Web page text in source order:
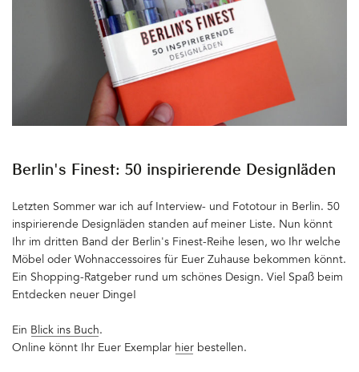
wirken würde und einige Stunden später bereits die Klebebänder
herunterreißen, sauber machen und die Möbel wieder zurück
schieben. Wow. Wie schön. Was für eine positiveVeränderung.
Findet zum Glück die ganze Familie. Per WhatsApp wurden sofort
die Bilder verschickt. »Sieht viel besser aus. Ich fand die dunkle
Farbe eh nie gut. Das Sofa ist doch gar nicht so groß.« YES! Was
eine neue Farbe ausmacht. Die Lampe aus dem Esszimmer wurde
vorherige Pendelleuchte in der Mitte des Raums. Den Tisch
wir es uns abends auf dem neuen Sofa gemütlich machen. Zum
Glück regnet es ja ständig draußen... Ein Prost auf Kopenhagen!
Hier könnt Ihr Euch noch einmal das dunkle Zimmer anschauen.
Es war auch toll. Aber was macht man nicht alles für ein neues
Sofa. Schönes Wochenende, Ihr Lieben&hellip
Berlin's Finest: 50 inspirierende Designläden
Letzten Sommer war ich auf Interview- und Fototour in Berlin. 50
inspirierende Designläden standen auf meiner Liste. Nun könnt
Ihr im dritten Band der Berlin's Finest-Reihe lesen, wo Ihr welche
Möbel oder Wohnaccessoires für Euer Zuhause bekommen könnt.
Ein Shopping-Ratgeber rund um schönes Design. Viel Spaß beim
Entdecken neuer Dinge!
Ein Blick ins Buch.
Online könnt Ihr Euer Exemplar hier bestellen.